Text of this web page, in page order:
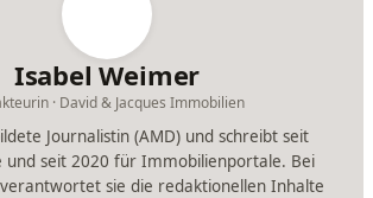
Isabel Weimer
· David & Jacques Immobilien
Journalistin (AMD) und schreibt seit
und seit 2020 für Immobilienportale. Bei
verantwortet sie die redaktionellen Inhalte